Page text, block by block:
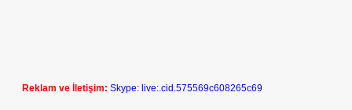
Reklam ve İletişim: Skype: live:.cid.575569c608265c69